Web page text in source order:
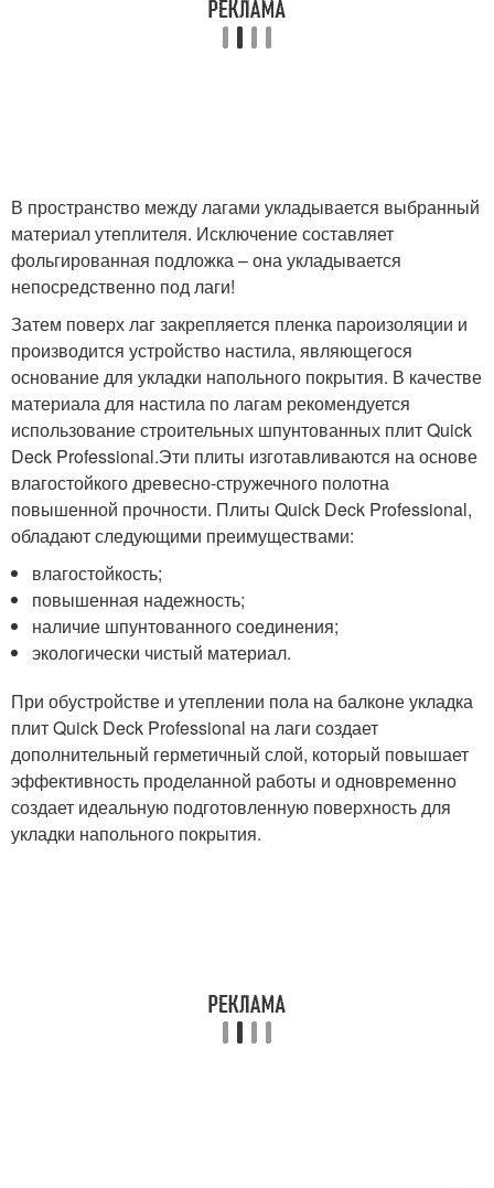
В пространство между лагами укладывается выбранный
материал утеплителя. Исключение составляет
фольгированная подложка – она укладывается
непосредственно под лаги!
Затем поверх лаг закрепляется пленка пароизоляции и
производится устройство настила, являющегося
основание для укладки напольного покрытия. В качестве
материала для настила по лагам рекомендуется
использование строительных шпунтованных плит Quick
Deck Professional.Эти плиты изготавливаются на основе
влагостойкого древесно-стружечного полотна
повышенной прочности. Плиты Quick Deck Professional,
обладают следующими преимуществами:
влагостойкость;
повышенная надежность;
наличие шпунтованного соединения;
экологически чистый материал.
При обустройстве и утеплении пола на балконе укладка
плит Quick Deck Professional на лаги создает
дополнительный герметичный слой, который повышает
эффективность проделанной работы и одновременно
создает идеальную подготовленную поверхность для
укладки напольного покрытия.